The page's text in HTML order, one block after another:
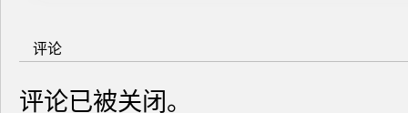
评论
评论已被关闭。